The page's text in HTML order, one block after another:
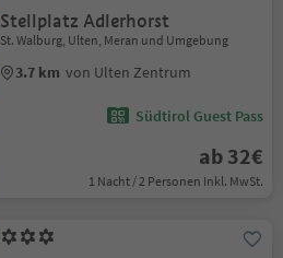
Stellplatz Adlerhorst
St. Walburg, Ulten, Meran und Umgebung
3.7 km von Ulten Zentrum
Südtirol Guest Pass
ab 32€
1 Nacht / 2 Personen Inkl. MwSt.